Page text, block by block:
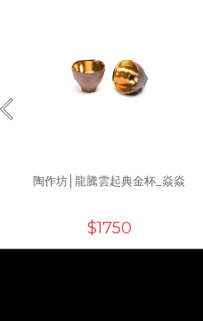
陶作坊│龍騰雲起典金杯_焱焱
$1750